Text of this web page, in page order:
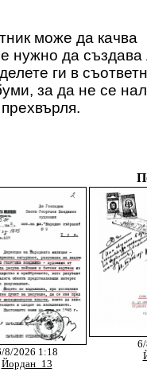
може да качва
нужно да създава
ги в
за да не се
8/2026 1:18
Йордан_13